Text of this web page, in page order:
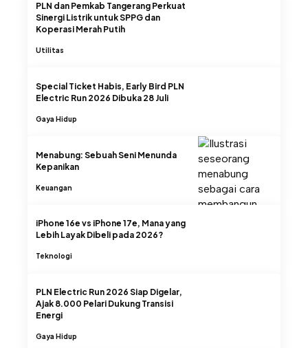
PLN dan Pemkab Tangerang Perkuat
Sinergi Listrik untuk SPPG dan
Koperasi Merah Putih
Utilitas
Special Ticket Habis, Early Bird PLN
Electric Run 2026 Dibuka 28 Juli
Gaya Hidup
Menabung: Sebuah Seni Menunda
Kepanikan
Keuangan
iPhone 16e vs iPhone 17e, Mana yang
Lebih Layak Dibeli pada 2026?
Teknologi
PLN Electric Run 2026 Siap Digelar,
Ajak 8.000 Pelari Dukung Transisi
Energi
Gaya Hidup